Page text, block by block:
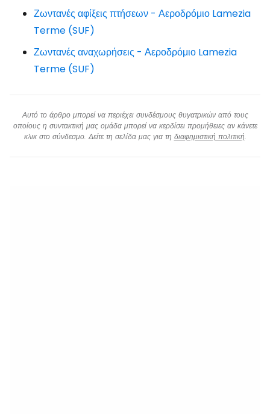
Ζωντανές αφίξεις πτήσεων - Αεροδρόμιο Lamezia
Terme (SUF)
Ζωντανές αναχωρήσεις - Αεροδρόμιο Lamezia
Terme (SUF)
Αυτό το άρθρο μπορεί να περιέχει συνδέσμους θυγατρικών από τους
οποίους η συντακτική μας ομάδα μπορεί να κερδίσει προμήθειες αν κάνετε
κλικ στο σύνδεσμο. Δείτε τη σελίδα μας για τη διαφημιστική πολιτική.